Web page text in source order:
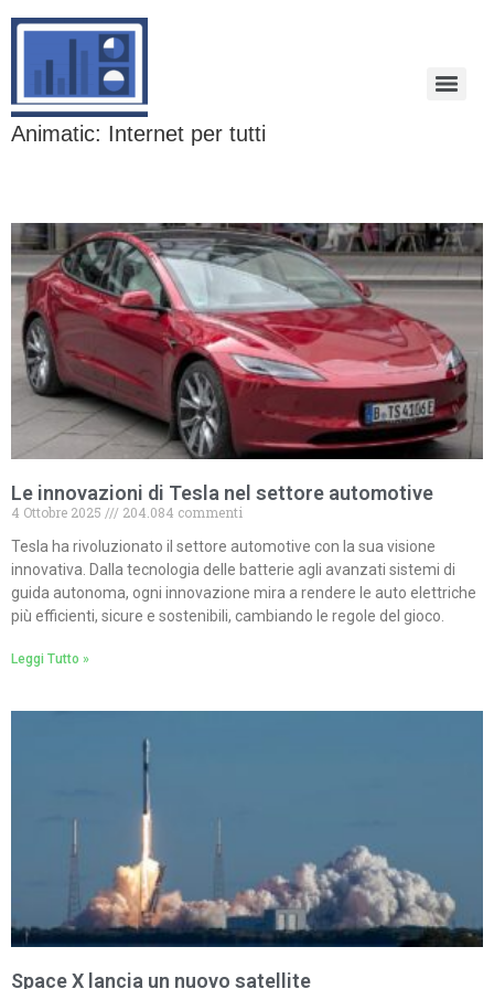
Animatic: Internet per tutti
Le innovazioni di Tesla nel settore automotive
4 Ottobre 2025
204.084 commenti
Tesla ha rivoluzionato il settore automotive con la sua visione
innovativa. Dalla tecnologia delle batterie agli avanzati sistemi di
guida autonoma, ogni innovazione mira a rendere le auto elettriche
più efficienti, sicure e sostenibili, cambiando le regole del gioco.
Leggi Tutto »
Space X lancia un nuovo satellite